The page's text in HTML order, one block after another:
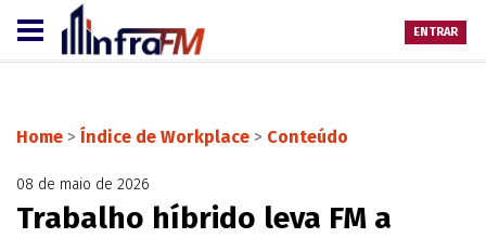
ENTRAR
Home > Índice de Workplace > Conteúdo
08 de maio de 2026
Trabalho híbrido leva FM a